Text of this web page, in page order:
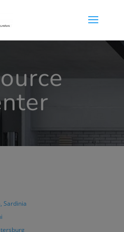
Sardinia